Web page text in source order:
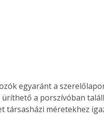
vagy
Bárhol,
egyaránt a
a porszívóban
társasházi méretekhez